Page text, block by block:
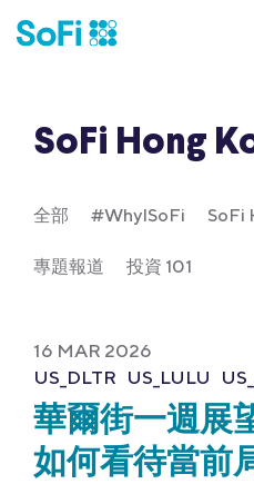
SoFi Hong
全部 #WhyISoFi SoFi
專題報道 投資 101
16 MAR 2026
US_DLTR US_LULU
華爾街一週展
如何看待當前